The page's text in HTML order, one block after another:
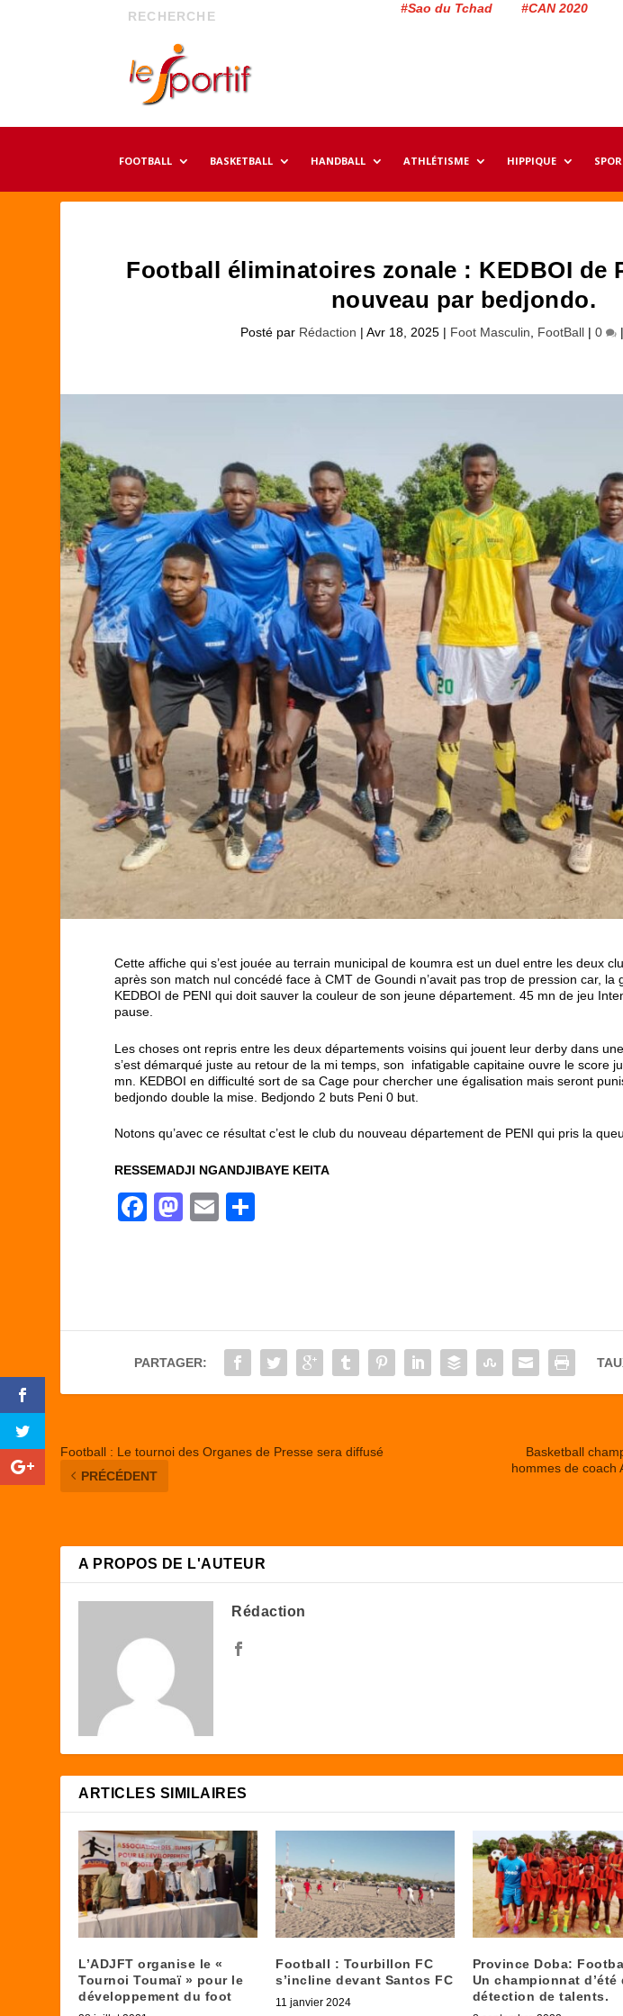
#Sao du Tchad #CAN 2020
FOOTBALL BASKETBALL HANDBALL ATHLÉTISME HIPPIQUE
Football éliminatoires zonale : KEDBOI de
nouveau par bedjondo.
Posté par Rédaction | Avr 18, 2025| Foot Masculin FootBall| 0 |
Cette affiche qui s’est jouée au terrain municipal de koumra est un duel entre les deux
après son match nul concédé face à CMT de Goundi n’avait pas trop de pression car, la
KEDBOI de PENI qui doit sauver la couleur de son jeune département. 45 mn de jeu
pause.
Les choses ont repris entre les deux départements voisins qui jouent leur derby dans
s’est démarqué juste au retour de la mi temps, son infatigable capitaine ouvre le score
mn. KEDBOI en difficulté sort de sa Cage pour chercher une égalisation mais seront
bedjondo double la mise. Bedjondo 2 buts Peni 0 but.
Notons qu’avec ce résultat c’est le club du nouveau département de PENI qui pris la
RESSEMADJI NGANDJIBAYE KEITA
F
b
o
M
d
o
E
er
PARTAGER:
Football : Le tournoi des Organes de Presse sera diffusé
PRÉCÉDENT
Basketball
hommes de coach
A PROPOS DE L'AUTEUR
Rédaction
ARTICLES SIMILAIRES
L’ADJFT organise le «
Tournoi Toumaï » pour le
développement du foot
Football : Tourbillon FC
s’incline devant Santos FC
11 janvier 2024
Province Doba:
Un championnat d’été
détection de talents.